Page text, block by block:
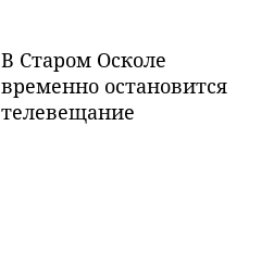
В Старом Осколе
временно остановится
телевещание